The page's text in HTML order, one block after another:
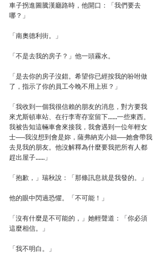
車子拐進圖騰漢廳路時，他開口：「我們要去
哪？」
「南奧德利街。」
「不是去我的房子？」他一頭霧水。
「是去你的房子沒錯。希望你已經按我的吩咐做
了，指示了你的員工今晚不用上班？」
「我收到一個我很信賴的朋友的消息，對方要我
來尤斯頓車站、在行李寄存室留下……一些東西。
我被告知這輛車會來接我，我會遇到一位年輕女
士──我沒想到會是妳，薩弗納克小姐──她會帶我
去見我的朋友。他沒解釋為什麼要我把所有人都
趕出屋子……」
「抱歉，」瑞秋說：「那條訊息就是我發的。」
他的眼中閃過恐懼。「不可能！」
「沒有什麼是不可能的，」她輕聲道：「你必須
這麼相信。」
「我不明白。」